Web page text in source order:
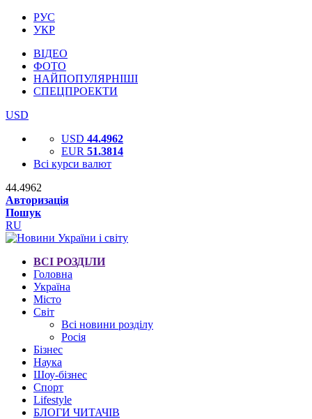
РУС
УКР
ВІДЕО
ФОТО
НАЙПОПУЛЯРНІШІ
СПЕЦПРОЕКТИ
USD
USD 44.4962
EUR 51.3814
Всі курси валют
44.4962
Авторизація
Пошук
RU
ВСІ РОЗДІЛИ
Головна
Україна
Місто
Світ
Всі новини розділу
Росія
Бізнес
Наука
Шоу-бізнес
Спорт
Lifestyle
БЛОГИ ЧИТАЧІВ